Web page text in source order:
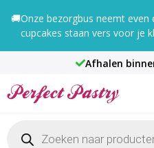
naar
🚚Onze bezorgbus neemt even
cupcakes staan vers voor je
Afhalen
zoeken